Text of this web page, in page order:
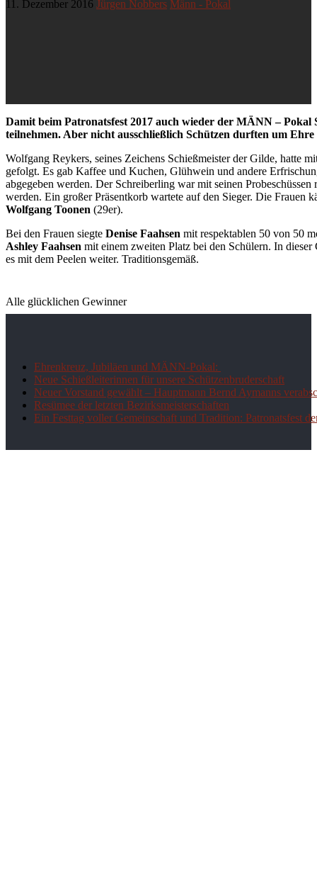
11. Dezember 2016 Jürgen Nobbers Männ - Pokal
Damit beim Patronatsfest 2017 auch wieder der MÄNN – Pokal
teilnehmen. Aber nicht ausschließlich Schützen durften um
Wolfgang Reykers, seines Zeichens Schießmeister der Gilde, hatte
gefolgt. Es gab Kaffee und Kuchen, Glühwein und andere
abgegeben werden. Der Schreiberling war mit seinen
werden. Ein großer Präsentkorb wartete auf den Sieger. Die Frauen
Wolfgang Toonen (29er).
Bei den Frauen siegte Denise Faahsen mit respektablen 50 von 50
Ashley Faahsen mit einem zweiten Platz bei den Schülern. In
es mit dem Peelen weiter. Traditionsgemäß.
Alle glücklichen Gewinner
Ehrenkreuz, Jubiläen und MÄNN-Pokal:
Neue Schießleiterinnen für unsere Schützenbruderschaft
Neuer Vorstand gewählt – Hauptmann Bernd Aymanns
Resümee der letzten Bezirksmeisterschaften
Ein Festtag voller Gemeinschaft und Tradition: Patronatsfest